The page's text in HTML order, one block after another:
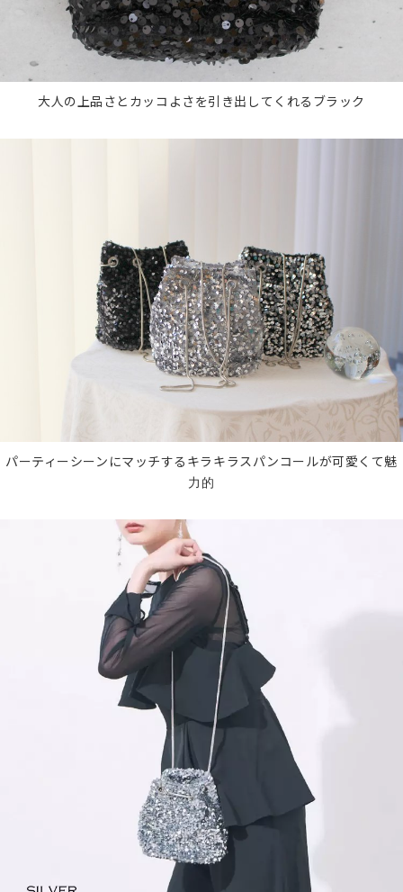
大人の上品さとカッコよさを引き出してくれるブラック
パーティーシーンにマッチするキラキラスパンコールが可愛くて魅
力的